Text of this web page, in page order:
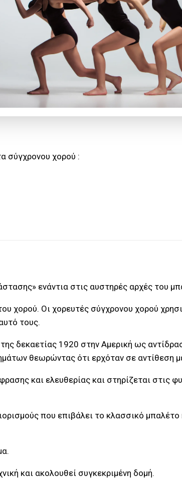
σύγχρονου χορού :
ενάντια στις αυστηρές αρχές του
χορού. Οι χορευτές σύγχρονου χορού
τους.
δεκαετίας 1920 στην Αμερική ως
θεωρώντας ότι ερχόταν σε αντίθεση
και ελευθερίας και στηρίζεται στις
που επιβάλει το κλασσικό
και ακολουθεί συγκεκριμένη δομή.